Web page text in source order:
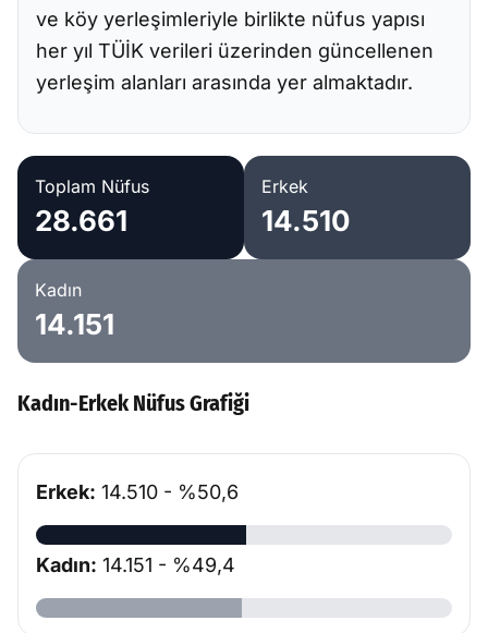
ve köy yerleşimleriyle birlikte nüfus yapısı
her yıl TÜİK verileri üzerinden güncellenen
yerleşim alanları arasında yer almaktadır.
Toplam Nüfus
28.661
Erkek
14.510
Kadın
14.151
Kadın-Erkek Nüfus Grafiği
Erkek: 14.510 - %50,6
Kadın: 14.151 - %49,4